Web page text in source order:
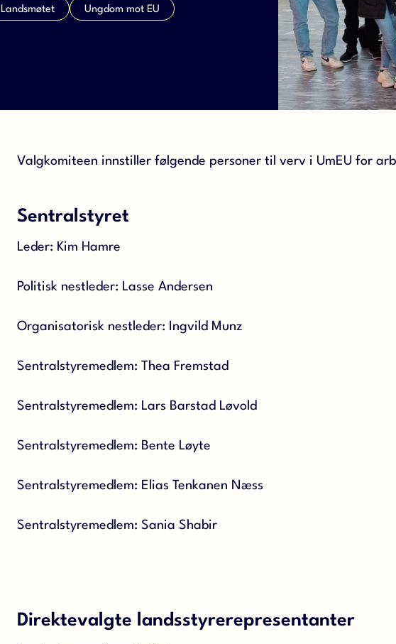
Landsmøtet Ungdom mot EU
Valgkomiteen innstiller følgende personer til verv i UmEU for
Sentralstyret
Leder: Kim Hamre
Politisk nestleder: Lasse Andersen
Organisatorisk nestleder: Ingvild Munz
Sentralstyremedlem: Thea Fremstad
Sentralstyremedlem: Lars Barstad Løvold
Sentralstyremedlem: Bente Løyte
Sentralstyremedlem: Elias Tenkanen Næss
Sentralstyremedlem: Sania Shabir
Direktevalgte landsstyrerepresentanter